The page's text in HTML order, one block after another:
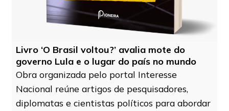
Livro ‘O Brasil voltou?’ avalia mote do
governo Lula e o lugar do país no mundo
Obra organizada pelo portal Interesse
Nacional reúne artigos de pesquisadores,
diplomatas e cientistas políticos para abordar